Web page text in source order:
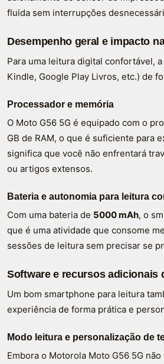
fluida sem interrupções
Desempenho geral e impacto
Para uma leitura digital confortável,
Kindle, Google Play Livros, etc.) de
Processador e memória
O Moto G56 5G é equipado com o
GB de RAM, o que é suficiente para
significa que você não enfrentará
ou artigos extensos.
Bateria e autonomia para leitura
Com uma bateria de 5000 mAh, o
que é uma atividade que consome
sessões de leitura sem precisar se
Software e recursos adicionais
Um bom smartphone para leitura
experiência de forma prática e
Modo leitura e personalização de
Embora o Motorola Moto G56 5G